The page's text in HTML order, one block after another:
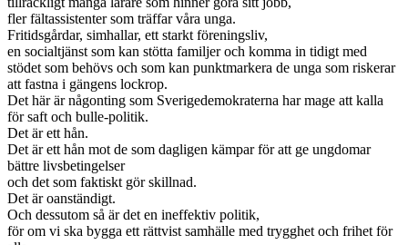
fler fältassistenter som träffar våra unga.
Fritidsgårdar, simhallar, ett starkt föreningsliv,
en socialtjänst som kan stötta familjer och komma in tidigt med
stödet som behövs och som kan punktmarkera de unga som riskerar
att fastna i gängens lockrop.
Det här är någonting som Sverigedemokraterna har mage att kalla
för saft och bulle-politik.
Det är ett hån.
Det är ett hån mot de som dagligen kämpar för att ge ungdomar
bättre livsbetingelser
och det som faktiskt gör skillnad.
Det är oanständigt.
Och dessutom så är det en ineffektiv politik,
för om vi ska bygga ett rättvist samhälle med trygghet och frihet för